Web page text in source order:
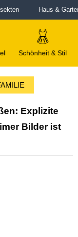
Haus &
Schönheit & Stil
Explizite
Bilder ist